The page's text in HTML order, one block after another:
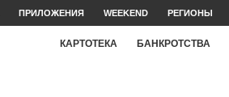
ПРИЛОЖЕНИЯ WEEKEND РЕГИОНЫ
КАРТОТЕКА БАНКРОТСТВА